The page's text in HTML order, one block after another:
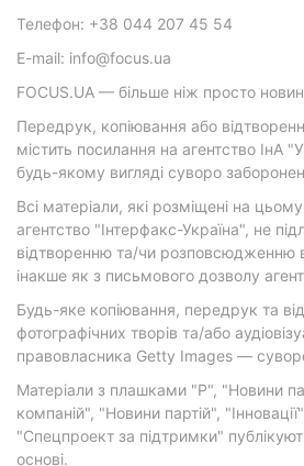
Телефон: +38 044 207 45 54
E-mail: info@focus.ua
FOCUS.UA — більше ніж просто
Передрук, копіювання або
містить посилання на агентство ІнА
будь-якому вигляді суворо
Всі матеріали, які розміщені на
агентство "Інтерфакс-Україна", не
відтворенню та/чи розповсюдженню
інакше як з письмового дозволу
Будь-яке копіювання, передрук та
фотографічних творів та/або
правовласника Getty Images —
Матеріали з плашками "Р", "Новини
компаній", "Новини партій",
"Спецпроект за підтримки"
основі.